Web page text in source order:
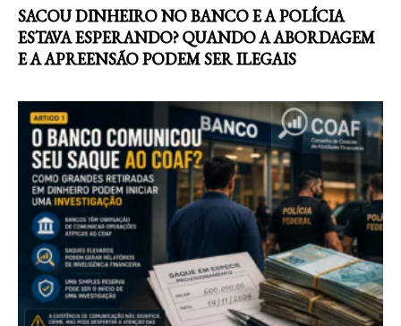
SACOU DINHEIRO NO BANCO E A POLÍCIA
ESTAVA ESPERANDO? QUANDO A ABORDAGEM
E A APREENSÃO PODEM SER ILEGAIS